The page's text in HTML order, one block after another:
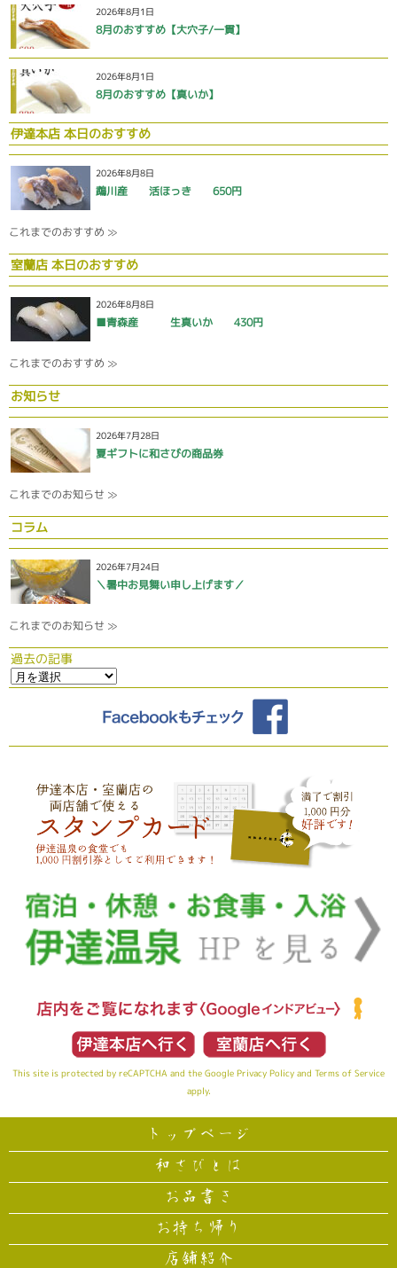
2026年8月1日
8月のおすすめ【大穴子/一貫】
2026年8月1日
8月のおすすめ【真いか】
伊達本店 本日のおすすめ
2026年8月8日
鵡川産 活ほっき 650円
これまでのおすすめ ≫
室蘭店 本日のおすすめ
2026年8月8日
■青森産 生真いか 430円
これまでのおすすめ ≫
お知らせ
2026年7月28日
夏ギフトに和さびの商品券
これまでのお知らせ ≫
コラム
2026年7月24日
＼暑中お見舞い申し上げます／
これまでのお知らせ ≫
過去の記事
This site is protected by reCAPTCHA and the Google Privacy Policy and Terms of Service
apply.
トップページ
和さびとは
お品書き
お持ち帰り
店舗紹介